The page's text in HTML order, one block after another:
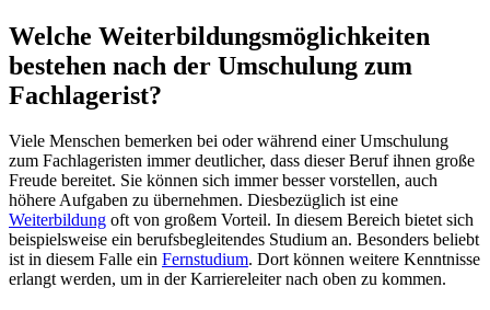
Welche Weiterbildungsmöglichkeiten
bestehen nach der Umschulung zum
Fachlagerist?
Viele Menschen bemerken bei oder während einer Umschulung
zum Fachlageristen immer deutlicher, dass dieser Beruf ihnen große
Freude bereitet. Sie können sich immer besser vorstellen, auch
höhere Aufgaben zu übernehmen. Diesbezüglich ist eine
Weiterbildung oft von großem Vorteil. In diesem Bereich bietet sich
beispielsweise ein berufsbegleitendes Studium an. Besonders beliebt
ist in diesem Falle ein Fernstudium. Dort können weitere Kenntnisse
erlangt werden, um in der Karriereleiter nach oben zu kommen.